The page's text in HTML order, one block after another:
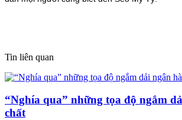
Tin liên quan
“Nghía qua” những tọa độ ngắm
chất